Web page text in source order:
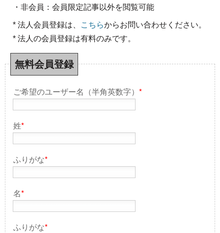
・非会員：会員限定記事以外を閲覧可能
* 法人会員登録は、 こちらからお問い合わせください。
* 法人の会員登録は有料のみです。
無料会員登録
ご希望のユーザー名（半角英数字） *
姓*
ふりがな*
名*
ふりがな*